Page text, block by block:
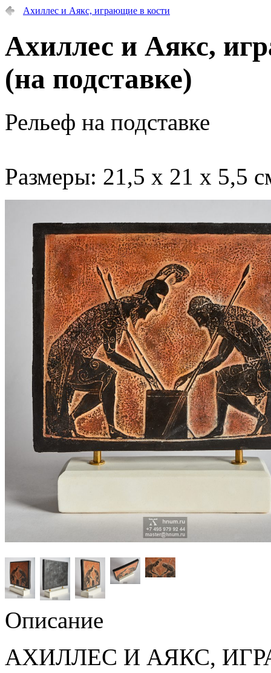
Ахиллес и Аякс, играющие в кости
Ахиллес и Аякс,
(на подставке)
Рельеф на подставке
Размеры: 21,5 х 21 х 5,5
Описание
АХИЛЛЕС И АЯКС,